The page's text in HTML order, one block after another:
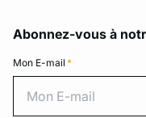
Abonnez-vous à
Mon E-mail *